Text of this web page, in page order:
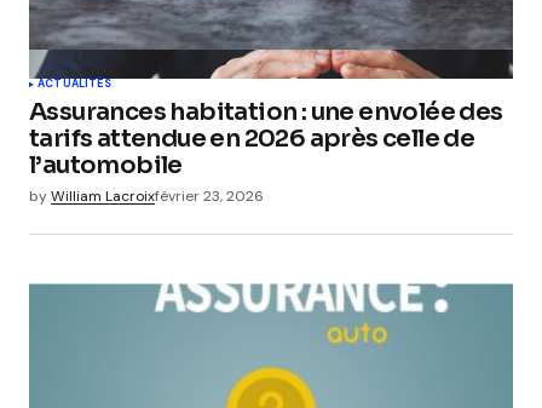
ACTUALITÉS
Assurances habitation : une envolée des
tarifs attendue en 2026 après celle de
l’automobile
byWilliam Lacroixfévrier 23, 2026